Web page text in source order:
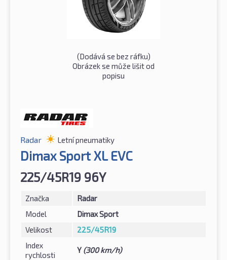
(Dodává se bez ráfku)
Obrázek se může lišit od
popisu
Radar Letní pneumatiky
Dimax Sport XL EVC
225/45R19 96Y
Značka
Radar
Model
Dimax Sport
Velikost
225/45R19
Index
rychlosti
Y (300 km/h)